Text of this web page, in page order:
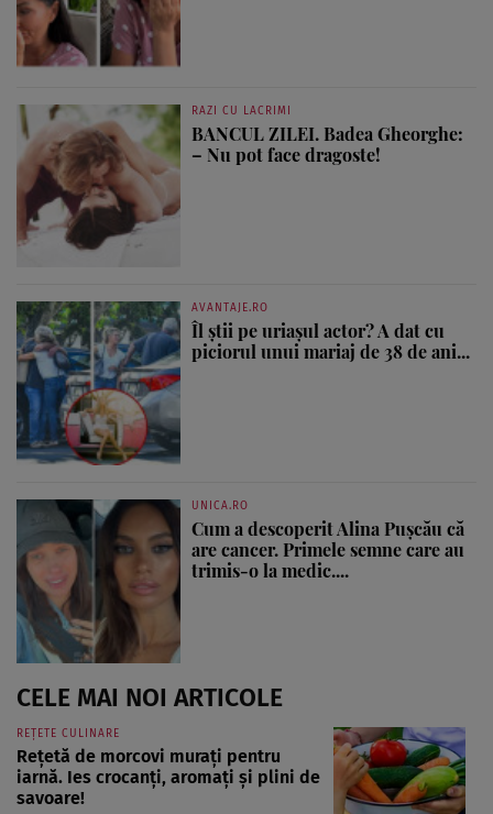
RAZI CU LACRIMI
BANCUL ZILEI. Badea Gheorghe:
– Nu pot face dragoste!
AVANTAJE.RO
Îl știi pe uriașul actor? A dat cu
piciorul unui mariaj de 38 de ani...
UNICA.RO
Cum a descoperit Alina Pușcău că
are cancer. Primele semne care au
trimis-o la medic....
CELE MAI NOI ARTICOLE
REȚETE CULINARE
Rețetă de morcovi murați pentru
iarnă. Ies crocanți, aromați și plini de
savoare!